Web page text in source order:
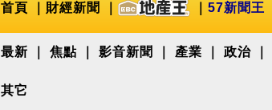
首頁 財經新聞 57新聞王
最新 焦點 影音新聞 產業 政治
其它